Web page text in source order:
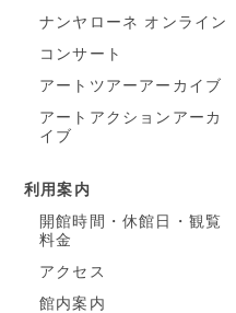
ナンヤローネ オンライン
コンサート
アートツアーアーカイブ
アートアクションアーカ
イブ
利用案内
開館時間・休館日・観覧
料金
アクセス
館内案内